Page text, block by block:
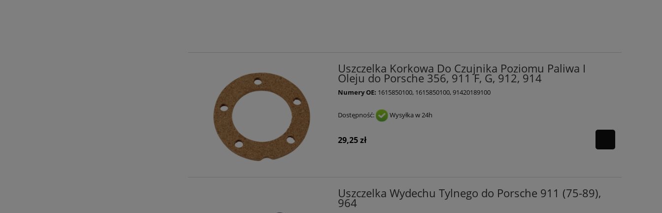
Uszczelka Korkowa Do Czujnika Poziomu Paliwa I
Oleju do Porsche 356, 911 F, G, 912, 914
Numery OE: 1615850100, 1615850100, 91420189100
Dostępność: Wysyłka w 24h
29,25 zł
Uszczelka Wydechu Tylnego do Porsche 911 (75-89),
964